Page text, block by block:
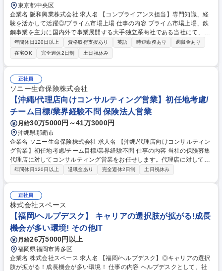
東京都中央区
企業名 阪和興業株式会社 求人名 【コンプライアンス担当】専門知識、経
験を活かして活躍◎/プライム市場上場 仕事の内容 プライム市場上場、鉄
鋼事業を主力に国内外で事業展開する大手独立系商社である当社にて、コ
ンプライアンス業務における専門性を発揮していただき組織を牽引してい
ただくことを期待しています。 【詳細】■当社および国内外子会社含めた
コンプライアンス体制の運用・強化 ■法令遵守のモニタリング ■内部通報
制度対応 ■コンプライアンス委員会事務局対応 ■社員研修の企画・対応
【キャリアパス】入社後数年間は法務部の担当者としてコンプライアンス
業務に従事してもらい、将来的には経営管理人材に成長していただくこと
を期待しています。 募集職種 【コンプライアンス担当】専門知識、経験
を活かして活躍◎/プライム市場上場
年間休日120日以上 資格取得支援あり 英語 時短勤務あり
退職金あり
在宅OK
完全週休2日制 土日祝休み
正社員
ソニー生命保険株式会社
【沖縄/代理店向けコンサルティング営業】初任地考慮/
チーム目標/業界経験不問 保険法人営業
月給30万5000円～41万3000円
沖縄県那覇市
企業名 ソニー生命保険株式会社 求人名 【沖縄/代理店向けコンサルティン
グ営業】初任地考慮/チーム目標/業界経験不問 仕事の内容 当社の保険募集
代理店に対してコンサルティング営業をお任せします。代理店に対して育
成やマーケティング等の支援を行い、代理店の経営をサポートいただきま
ート(教育、販売戦略の立案、商品勉強会等)(3)代理店の経営支援(経営計画
の策定支援、管理)(4)担当エリアのマーケット動向及び消費者ニーズの分
析、同業他社の販売戦略分析(5)代理店の新規開拓業務（目安：年2件程度
各代理店営業拠点メンバーで協力しながら開拓活動を行っています） 募集
職種 【沖縄/代理店向けコンサルティング営業】初任地考慮/チーム目標/業
界経験不問
年間休日120日以上 退職金あり 完全週休2日制 土日祝休み
正社員
株式会社スペース
【福岡/ヘルプデスク】 キャリアの選択肢が拡がる!成長
機会が多い環境! その他IT
月給26万5000円以上
福岡県福岡市博多区
企業名 株式会社スペース 求人名 【福岡/ヘルプデスク】◎キャリアの選択
肢が拡がる！成長機会が多い環境！ 仕事の内容 ヘルプデスクとして、社